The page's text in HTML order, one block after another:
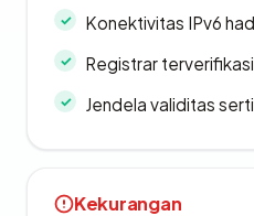
Konektivitas IPv6
Registrar
Jendela validitas
Kekurangan